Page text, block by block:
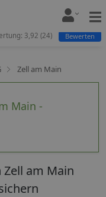
Zell am Main
Main -
3,92 (24) Bewerten
Zell am Main